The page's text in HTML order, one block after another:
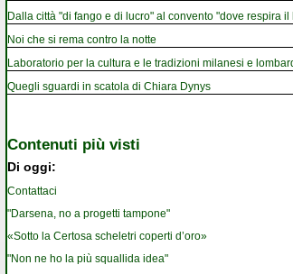
Dalla città "di fango e di lucro" al convento "dove respira il
Noi che si rema contro la notte
Laboratorio per la cultura e le tradizioni milanesi e
Quegli sguardi in scatola di Chiara Dynys
Contenuti più visti
Di oggi:
Contattaci
"Darsena, no a progetti tampone"
«Sotto la Certosa scheletri coperti d’oro»
"Non ne ho la più squallida idea"